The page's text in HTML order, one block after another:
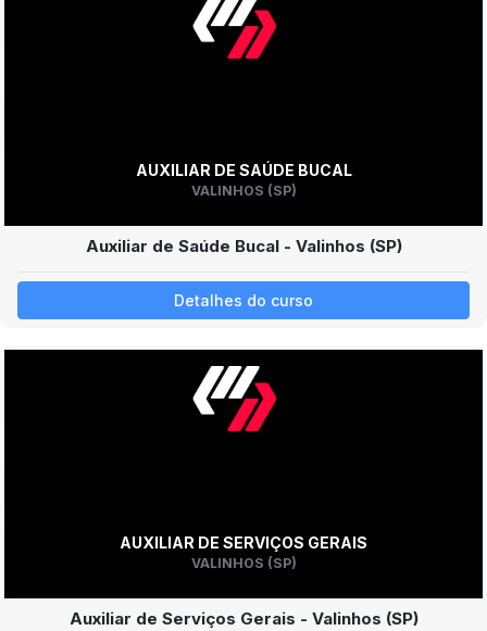
AUXILIAR DE SAÚDE BUCAL
VALINHOS (SP)
Auxiliar de Saúde Bucal - Valinhos (SP)
Detalhes do curso
AUXILIAR DE SERVIÇOS GERAIS
VALINHOS (SP)
Auxiliar de Serviços Gerais - Valinhos (SP)